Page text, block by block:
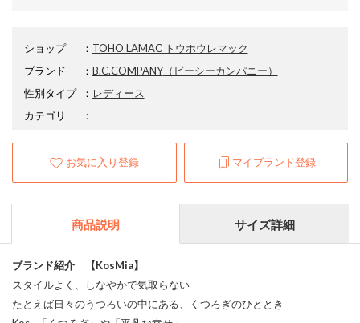
ショップ ： TOHO LAMAC トウホウレマック
ブランド
： B.C.COMPANY（ビーシーカンパニー）
性別タイプ
： レディース
カテゴリ
：
お気に入り登録 マイブランド登録
商品説明 サイズ詳細
ブランド紹介 【KosMia】
スタイルよく、しなやかで気取らない
たとえば日々のうつろいの中にある、くつろぎのひととき